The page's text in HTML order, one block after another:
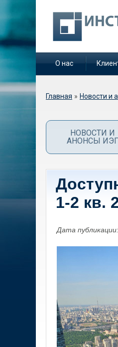
О нас
Вы здесь
Главная » Новости и
НОВОСТИ И
АНОНСЫ ИЭГ
1-2 кв.
Дата